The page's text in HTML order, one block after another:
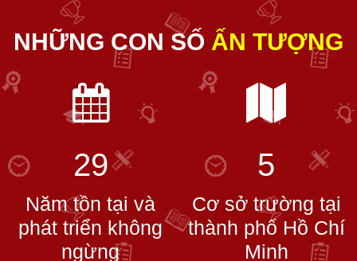
NHỮNG CON SỐ ẤN TƯỢNG
29
Năm tồn tại và
phát triển không
ngừng
5
Cơ sở trường tại
thành phố Hồ Chí
Minh